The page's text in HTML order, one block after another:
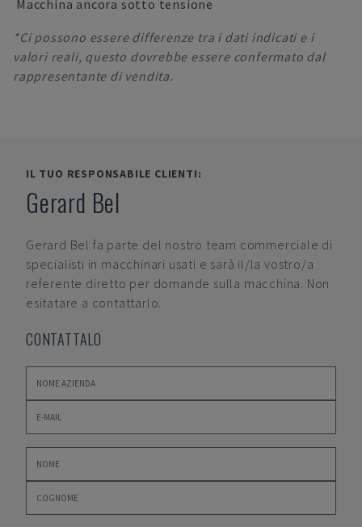
Macchina ancora sotto tensione
*Ci possono essere differenze tra i dati indicati e i
valori reali, questo dovrebbe essere confermato dal
rappresentante di vendita.
IL TUO RESPONSABILE CLIENTI:
Gerard Bel
Gerard Bel fa parte del nostro team commerciale di
specialisti in macchinari usati e sarà il/la vostro/a
referente diretto per domande sulla macchina. Non
esitatare a contattarlo.
CONTATTALO